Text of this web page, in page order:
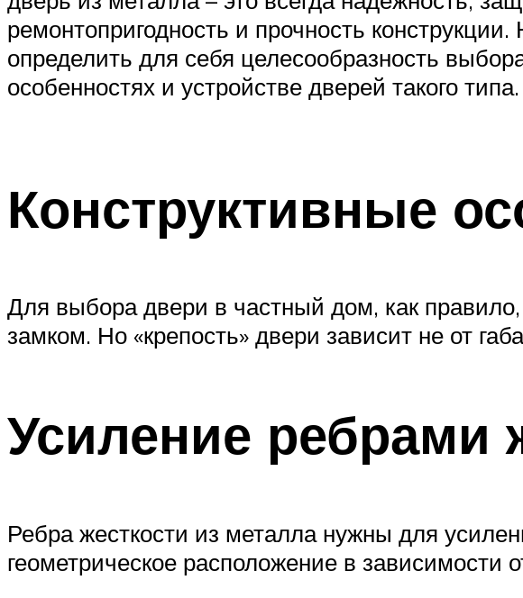
ремонтопригодность и прочность
определить для себя целесообразность
особенностях и устройстве дверей такого типа.
Конструктивные
Для выбора двери в частный дом, как
замком. Но «крепость» двери зависит не от
Усиление ребрами
Ребра жесткости из металла нужны для
геометрическое расположение в зависимости